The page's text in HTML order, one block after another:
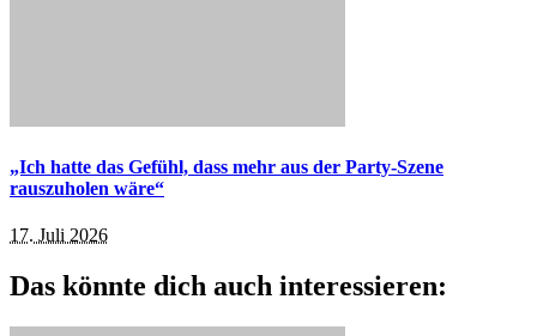
„Ich hatte das Gefühl, dass mehr aus der Party-Szene
rauszuholen wäre“
17. Juli 2026
Das könnte dich auch interessieren: